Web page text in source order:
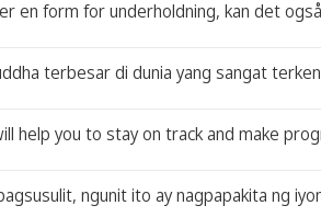
en form for underholdning, kan det
terbesar di dunia yang sangat
help you to stay on track and make
ngunit ito ay nagpapakita ng